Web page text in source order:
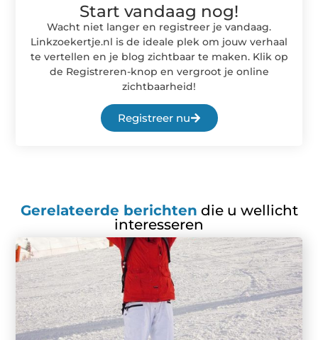
Start vandaag nog!
Wacht niet langer en registreer je vandaag.
Linkzoekertje.nl is de ideale plek om jouw verhaal
te vertellen en je blog zichtbaar te maken. Klik op
de Registreren-knop en vergroot je online
zichtbaarheid!
Registreer nu
Gerelateerde berichten die u wellicht
interesseren